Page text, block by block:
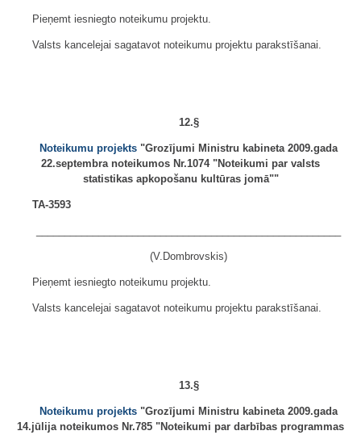
Pieņemt iesniegto noteikumu projektu.
Valsts kancelejai sagatavot noteikumu projektu parakstīšanai.
12.§
Noteikumu projekts "Grozījumi Ministru kabineta 2009.gada
22.septembra noteikumos Nr.1074 "Noteikumi par valsts
statistikas apkopošanu kultūras jomā""
TA-3593
(V.Dombrovskis)
Pieņemt iesniegto noteikumu projektu.
Valsts kancelejai sagatavot noteikumu projektu parakstīšanai.
13.§
Noteikumu projekts "Grozījumi Ministru kabineta 2009.gada
14.jūlija noteikumos Nr.785 "Noteikumi par darbības programmas